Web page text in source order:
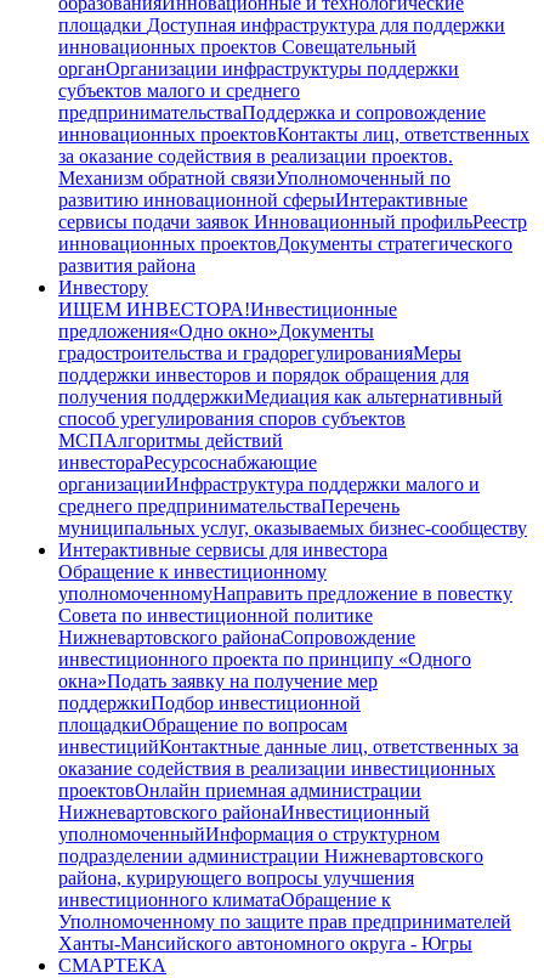
площадки Доступная инфраструктура для поддержки
инновационных проектов Совещательный
органОрганизации инфраструктуры поддержки
субъектов малого и среднего
предпринимательстваПоддержка и сопровождение
инновационных проектовКонтакты лиц, ответственных
за оказание содействия в реализации проектов.
Механизм обратной связиУполномоченный по
развитию инновационной сферыИнтерактивные
сервисы подачи заявок Инновационный профильРеестр
инновационных проектовДокументы стратегического
развития района
Инвестору
ИЩЕМ ИНВЕСТОРА!Инвестиционные
предложения«Одно окно»Документы
градостроительства и градорегулированияМеры
поддержки инвесторов и порядок обращения для
получения поддержкиМедиация как альтернативный
способ урегулирования споров субъектов
МСПАлгоритмы действий
инвестораРесурсоснабжающие
организацииИнфраструктура поддержки малого и
среднего предпринимательстваПеречень
муниципальных услуг, оказываемых бизнес-сообществу
Интерактивные сервисы для инвестора
Обращение к инвестиционному
уполномоченномуНаправить предложение в повестку
Совета по инвестиционной политике
Нижневартовского районаСопровождение
инвестиционного проекта по принципу «Одного
окна»Подать заявку на получение мер
поддержкиПодбор инвестиционной
площадкиОбращение по вопросам
инвестицийКонтактные данные лиц, ответственных за
оказание содействия в реализации инвестиционных
проектовОнлайн приемная администрации
Нижневартовского районаИнвестиционный
уполномоченныйИнформация о структурном
подразделении администрации Нижневартовского
района, курирующего вопросы улучшения
инвестиционного климатаОбращение к
Уполномоченному по защите прав предпринимателей
Ханты-Мансийского автономного округа - Югры
СМАРТЕКА